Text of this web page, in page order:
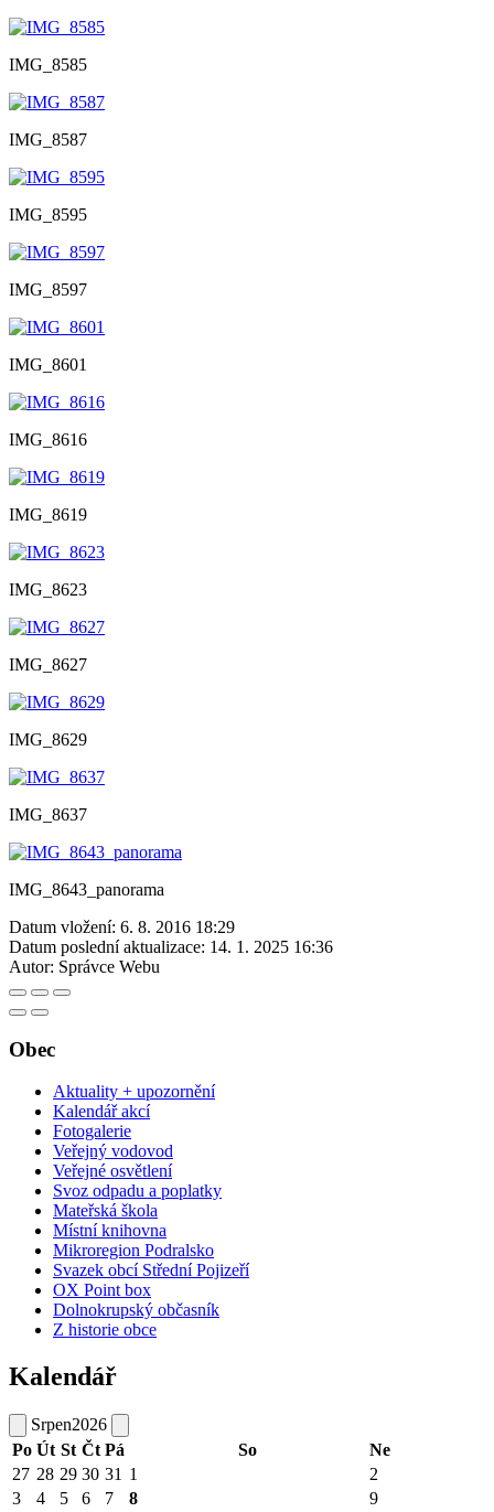
IMG_8585
IMG_8587
IMG_8595
IMG_8597
IMG_8601
IMG_8616
IMG_8619
IMG_8623
IMG_8627
IMG_8629
IMG_8637
IMG_8643_panorama
Datum vložení: 6. 8. 2016 18:29
Datum poslední aktualizace: 14. 1. 2025 16:36
Autor: Správce Webu
Obec
Aktuality + upozornění
Kalendář akcí
Fotogalerie
Veřejný vodovod
Veřejné osvětlení
Svoz odpadu a poplatky
Mateřská škola
Místní knihovna
Mikroregion Podralsko
Svazek obcí Střední Pojizeří
OX Point box
Dolnokrupský občasník
Z historie obce
Kalendář
Srpen2026
Po Út St Čt Pá So
Ne
27 28 29 30 31 1
2
3
4 5 6 7 8
9